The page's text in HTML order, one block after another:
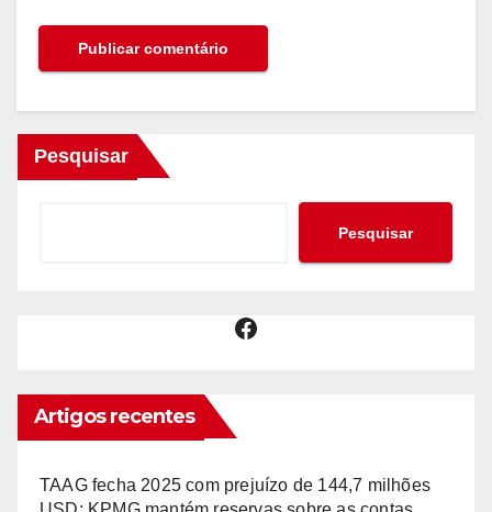
Pesquisar
Pesquisar
Facebook
Artigos recentes
TAAG fecha 2025 com prejuízo de 144,7 milhões